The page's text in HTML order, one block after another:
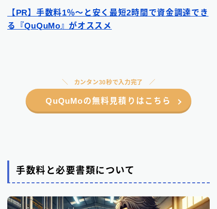
【PR】手数料1％〜と安く最短2時間で資金調達でき
る『QuQuMo』がオススメ
カンタン30秒で入力完了
QuQuMoの無料見積りはこちら
手数料と必要書類について